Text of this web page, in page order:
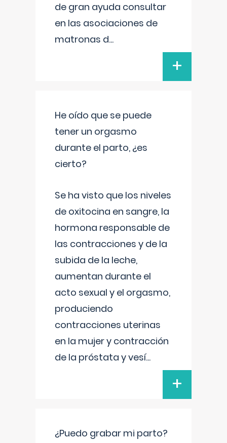
de gran ayuda consultar
en las asociaciones de
matronas d...
+
He oído que se puede
tener un orgasmo
durante el parto, ¿es
cierto?
Se ha visto que los niveles
de oxitocina en sangre, la
hormona responsable de
las contracciones y de la
subida de la leche,
aumentan durante el
acto sexual y el orgasmo,
produciendo
contracciones uterinas
en la mujer y contracción
de la próstata y vesí...
+
¿Puedo grabar mi parto?